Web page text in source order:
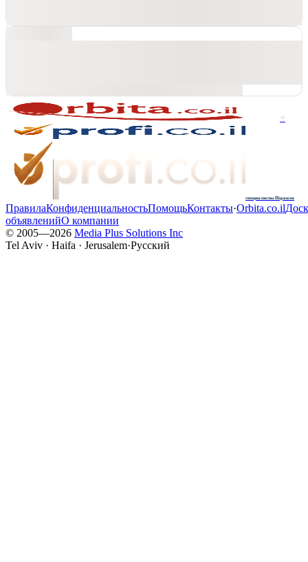
+
специалисты Израиля
ПравилаКонфиденциальностьПомощьКонтакты·Orbita.co.il
объявленийО компании
© 2005—2026 Media Plus Solutions Inc
Tel Aviv · Haifa · Jerusalem·Русский